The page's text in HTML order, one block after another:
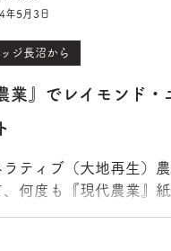
業』でレイモンド
ラティブ（大地再生）
、何度も『現代農業』
は新連載がスタート。
ジ長沼から
年5月3日